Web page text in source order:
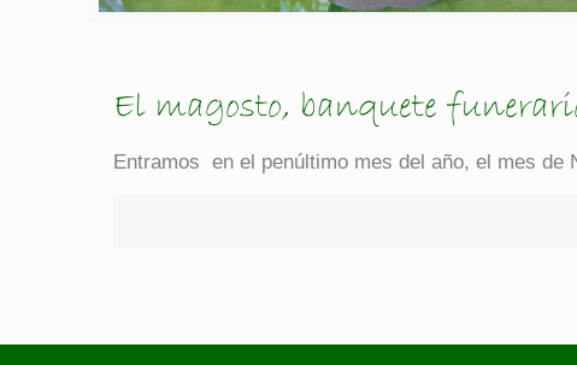
El magosto, banquete
Entramos en el penúltimo mes del año, el mes